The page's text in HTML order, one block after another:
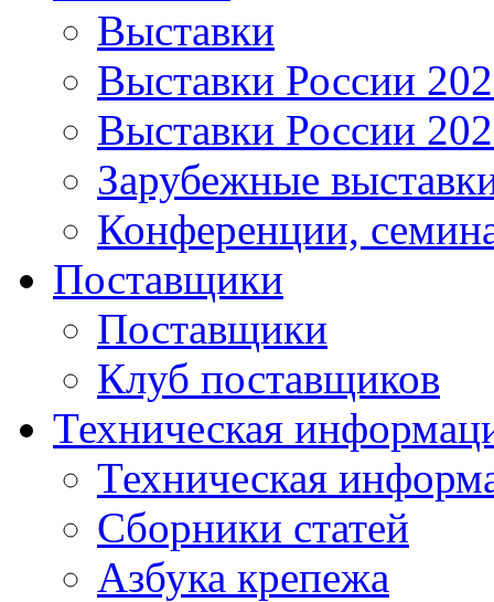
Выставки
Выставки России
Выставки России
Зарубежные
Конференции,
Поставщики
Поставщики
Клуб поставщиков
Техническая
Техническая
Сборники статей
Азбука крепежа